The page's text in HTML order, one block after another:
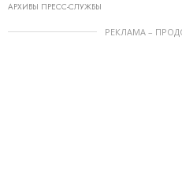
АРХИВЫ ПРЕСС-СЛУЖБЫ
РЕКЛАМА –